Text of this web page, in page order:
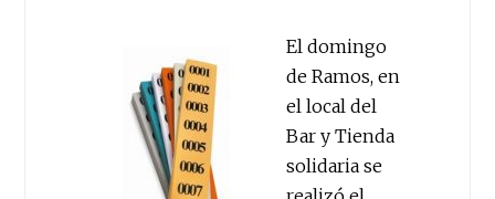
El domingo
de Ramos, en
el local del
Bar y Tienda
solidaria se